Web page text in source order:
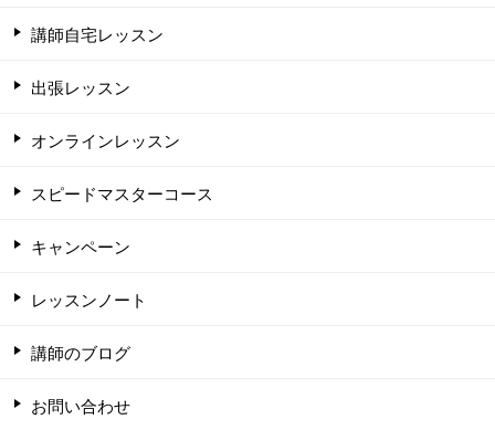
講師自宅レッスン
出張レッスン
オンラインレッスン
スピードマスターコース
キャンペーン
レッスンノート
講師のブログ
お問い合わせ